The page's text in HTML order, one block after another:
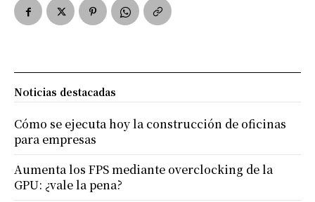
Noticias destacadas
Cómo se ejecuta hoy la construcción de oficinas
para empresas
Aumenta los FPS mediante overclocking de la
GPU: ¿vale la pena?